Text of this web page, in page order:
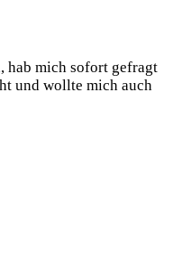
hab mich sofort gefragt
und wollte mich auch